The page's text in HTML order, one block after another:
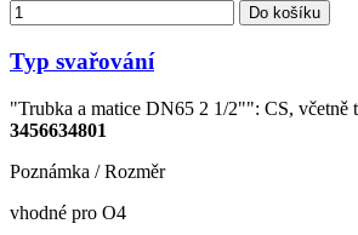
Do košíku
Typ svařování
"Trubka a matice DN65 2 1/2"": CS, včetně
3456634801
Poznámka / Rozměr
vhodné pro O4